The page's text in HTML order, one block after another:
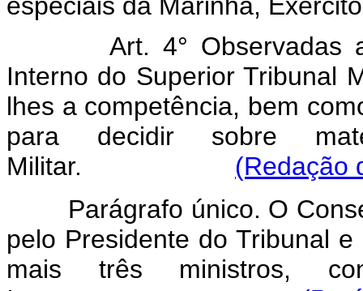
Art. 4° Observadas
Interno do Superior Tribunal
lhes a competência, bem
para decidir sobre
Militar. (Redação
Parágrafo único. O
pelo Presidente do Tribunal
mais três ministros,